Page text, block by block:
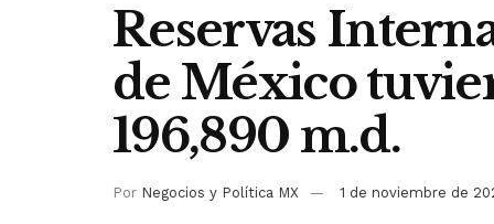
Reservas
de México
196,890 m.d.
Por Negocios y Política MX 1 de noviembre de